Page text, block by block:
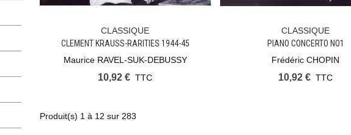
Ajouter Au Panier
CLASSIQUE
CLEMENT KRAUSS-RARITIES 1944-45
Maurice RAVEL-SUK-DEBUSSY
10,92 € TTC
Ajouter Au Panier
CLASSIQUE
PIANO CONCERTO NO1
Frédéric CHOPIN
10,92 € TTC
Produit(s) 1 à 12 sur 283